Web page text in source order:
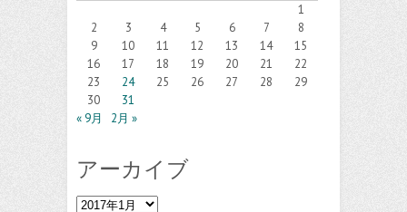
1
2
3 4 5 6 7
8
9
10 11 12 13 14
15
16
17 18 19 20 21
22
23
24 25 26 27 28
29
30
31
« 9月
2月 »
アーカイブ
ア